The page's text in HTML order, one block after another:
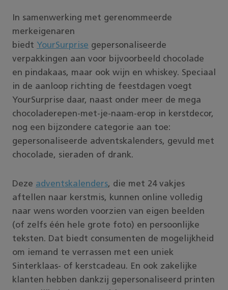
In samenwerking met gerenommeerde
merkeigenaren
biedt YourSurprise gepersonaliseerde
verpakkingen aan voor bijvoorbeeld chocolade
en pindakaas, maar ook wijn en whiskey. Speciaal
in de aanloop richting de feestdagen voegt
YourSurprise daar, naast onder meer de mega
chocoladerepen-met-je-naam-erop in kerstdecor,
nog een bijzondere categorie aan toe:
gepersonaliseerde adventskalenders, gevuld met
chocolade, sieraden of drank.
Deze adventskalenders, die met 24 vakjes
aftellen naar kerstmis, kunnen online volledig
naar wens worden voorzien van eigen beelden
(of zelfs één hele grote foto) en persoonlijke
teksten. Dat biedt consumenten de mogelijkheid
om iemand te verrassen met een uniek
Sinterklaas- of kerstcadeau. En ook zakelijke
klanten hebben dankzij gepersonaliseerd printen